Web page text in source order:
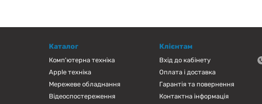
Каталог
Комп'ютерна техніка
Apple техніка
Мережеве обладнання
Відеоспостереження
Клієнтам
Вхід до кабінету
Оплата і доставка
Гарантія та повернення
Контактна інформація